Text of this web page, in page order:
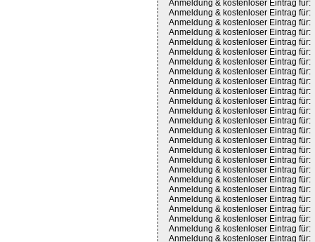
Anmeldung & kostenloser Eintrag für:
Anmeldung & kostenloser Eintrag für:
Anmeldung & kostenloser Eintrag für:
Anmeldung & kostenloser Eintrag für:
Anmeldung & kostenloser Eintrag für:
Anmeldung & kostenloser Eintrag für:
Anmeldung & kostenloser Eintrag für:
Anmeldung & kostenloser Eintrag für:
Anmeldung & kostenloser Eintrag für:
Anmeldung & kostenloser Eintrag für:
Anmeldung & kostenloser Eintrag für:
Anmeldung & kostenloser Eintrag für:
Anmeldung & kostenloser Eintrag für:
Anmeldung & kostenloser Eintrag für:
Anmeldung & kostenloser Eintrag für:
Anmeldung & kostenloser Eintrag für:
Anmeldung & kostenloser Eintrag für:
Anmeldung & kostenloser Eintrag für:
Anmeldung & kostenloser Eintrag für:
Anmeldung & kostenloser Eintrag für:
Anmeldung & kostenloser Eintrag für:
Anmeldung & kostenloser Eintrag für:
Anmeldung & kostenloser Eintrag für:
Anmeldung & kostenloser Eintrag für:
Anmeldung & kostenloser Eintrag für: